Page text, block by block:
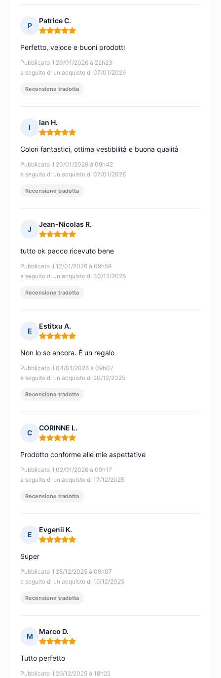
P
Patrice C.
Nota: 5 su 5
Pubblicato il 20/01/2026 à 22h23
a seguito di un acquisto di 07/01/2026
Perfetto, veloce e buoni prodotti
Recensione tradotta
I
Ian H.
Nota: 5 su 5
Pubblicato il 20/01/2026 à 09h42
a seguito di un acquisto di 07/01/2026
Colori fantastici, ottima vestibilità e buona qualità
Recensione tradotta
J
Jean-Nicolas R.
Nota: 5 su 5
Pubblicato il 12/01/2026 à 09h59
a seguito di un acquisto di 30/12/2025
tutto ok pacco ricevuto bene
Recensione tradotta
E
Estitxu A.
Nota: 5 su 5
Pubblicato il 04/01/2026 à 09h07
a seguito di un acquisto di 20/12/2025
Non lo so ancora. È un regalo
Recensione tradotta
C
CORINNE L.
Nota: 5 su 5
Pubblicato il 02/01/2026 à 09h17
a seguito di un acquisto di 17/12/2025
Prodotto conforme alle mie aspettative
Recensione tradotta
E
Evgenii K.
Nota: 5 su 5
Pubblicato il 28/12/2025 à 09h07
a seguito di un acquisto di 16/12/2025
Super
Recensione tradotta
M
Marco D.
Nota: 5 su 5
Pubblicato il 26/12/2025 à 18h22
Tutto perfetto